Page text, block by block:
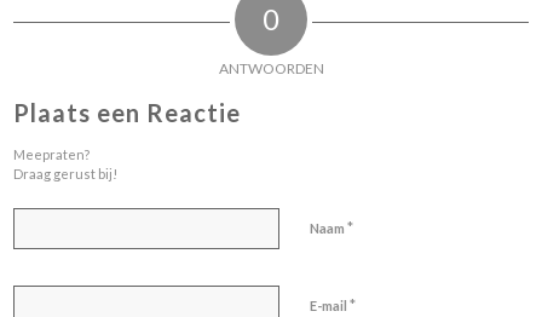
0
ANTWOORDEN
Plaats een Reactie
Meepraten?
Draag gerust bij!
Naam*
E-mail*